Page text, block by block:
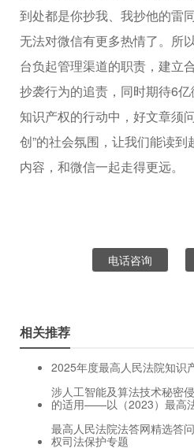
到处都是你抄我、我抄他的雷
无法对微信有更多热情了。所
台负起管理渠道的职责，建立
抄袭行为的追责，同时期待6
知识产权的行动中，好文章须
创”的社会氛围，让我们能读
内容，和微信一起走得更远。
电话咨询
相关推荐
2025年度最高人民法院知识
涉人工智能及算法技术秘密
的适用——以（2023）最高
最高人民法院法答网精选
权司法保护专题